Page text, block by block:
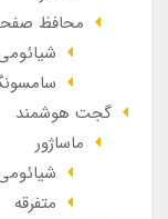
محافظ
گجت هوشمند
ماساژور
متفرقه